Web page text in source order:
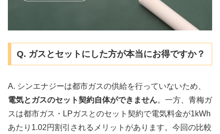
Q. ガスとセットにした方が本当にお得ですか？
A. シンエナジーは都市ガスの供給を行っていないため、
電気とガスのセット契約自体ができません。一方、青梅ガ
スは都市ガス・LPガスとのセット契約で電気料金が1kWh
あたり1.02円割引されるメリットがあります。今回の比較